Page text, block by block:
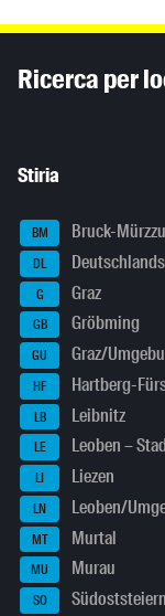
Ricerca per
Stiria
BM Bruck-
DL
G Graz
GB Gröbming
GU Graz/
HF Hartberg-
LB Leibnitz
LE Leoben –
LI Liezen
LN Leoben/
MT Murtal
MU Murau
SO